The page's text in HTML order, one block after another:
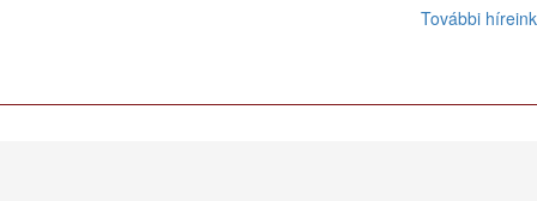
További híreink